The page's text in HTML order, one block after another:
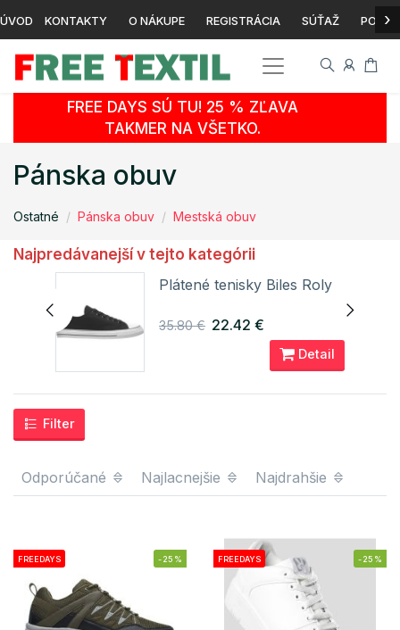
ÚVOD KONTAKTY O NÁKUPE REGISTRÁCIA SÚŤAŽ ›
FREE DAYS SÚ TU! 25 % ZĽAVA
TAKMER NA VŠETKO.
Pánska obuv
Ostatné Pánska obuv Mestská obuv
Najpredávanejší v tejto kategórii
Plátené tenisky Biles Roly
35.80 € 22.42 €
Detail
Filter
Odporúčané Najlacnejšie Najdrahšie
FREEDAYS -25% FREEDAYS -25%